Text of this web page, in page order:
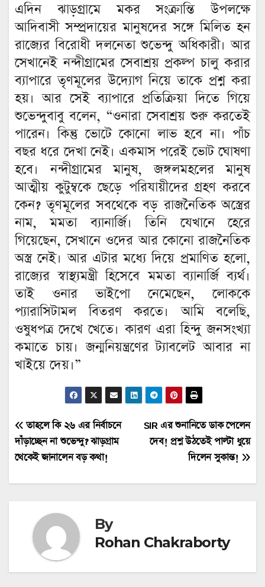
এদিন ঝাড়গ্রামে মকর সংক্রান্তি উপলক্ষে
আদিবাসী সম্প্রদায়ের মানুষদের সঙ্গে মিলিত হন
রাজ্যের বিরোধী দলনেতা শুভেন্দু অধিকারী। আর
সেখানেই নন্দীগ্রামের সেবাশ্রয় প্রকল্প চালু করার
ব্যাপারে তৃণমূলের উদ্যোগ নিয়ে তাকে প্রশ্ন করা
হয়। আর সেই ব্যাপারে প্রতিক্রিয়া দিতে গিয়ে
শুভেন্দুবাবু বলেন, “ওনারা সেবাশ্রয় শুরু করতেই
পারেন। কিন্তু ভোটে কোনো লাভ হবে না। পাঁচ
বছর ধরে দেখা নেই। একমাস পরেই ভোট ঘোষণা
হবে। নন্দীগ্রামের মানুষ, জঙ্গলমহলের মানুষ
আত্মীয় কুটুম্বকে ছেড়ে পরিযায়ীদের গ্রহণ করবে
কেন? তৃণমূলের সবথেকে বড় রাজনৈতিক অস্ত্রের
নাম, মমতা ব্যানার্জি। তিনি যেখানে হেরে
গিয়েছেন, সেখানে ওদের আর কোনো রাজনৈতিক
অস্ত্র নেই। আর এটার মধ্যে দিয়ে প্রমাণিত হলো,
রাজ্যের স্বাস্থ্যমন্ত্রী হিসেবে মমতা ব্যানার্জি ব্যর্থ।
তাই ওনার ভাইপো নেমেছেন, লোককে
প্যারাসিটামল বিতরণ করতে। আমি বলেছি,
ওষুধপত্র দেখে খেতে। কারণ এরা হিন্দু জনসংখ্যা
কমাতে চায়। জন্মনিয়ন্ত্রণের ট্যাবলেট আবার না
খাইয়ে দেয়।”
Post
navigation
SIR এর শুনানিতে ডাক পেলেন
দেব! প্রশ্ন উঠতেই পাল্টা ধুয়ে
দিলেন সুকান্ত!
তাহলে কি ২৬ এর নির্বাচনে
দাঁড়াচ্ছেন না শুভেন্দু? ঝাড়গ্রাম
থেকেই জানালেন বড় কথা!
By
Rohan Chakraborty